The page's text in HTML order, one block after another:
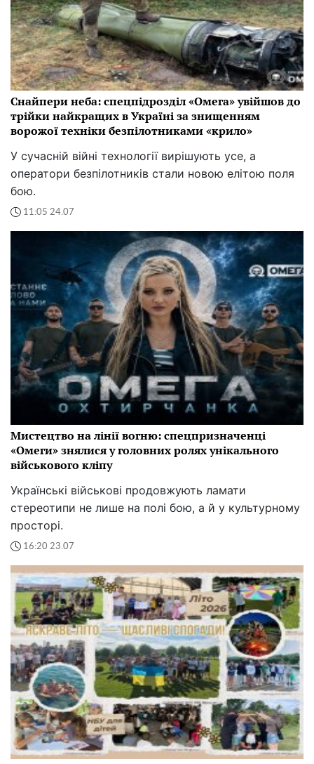
Снайпери неба: спецпідрозділ «Омега» увійшов до
трійки найкращих в Україні за знищенням
ворожої техніки безпілотниками «крило»
У сучасній війні технології вирішують усе, а
оператори безпілотників стали новою елітою поля
бою.
11:05 24.07
Мистецтво на лінії вогню: спецпризначенці
«Омеги» знялися у головних ролях унікального
військового кліпу
Українські військові продовжують ламати
стереотипи не лише на полі бою, а й у культурному
просторі.
16:20 23.07